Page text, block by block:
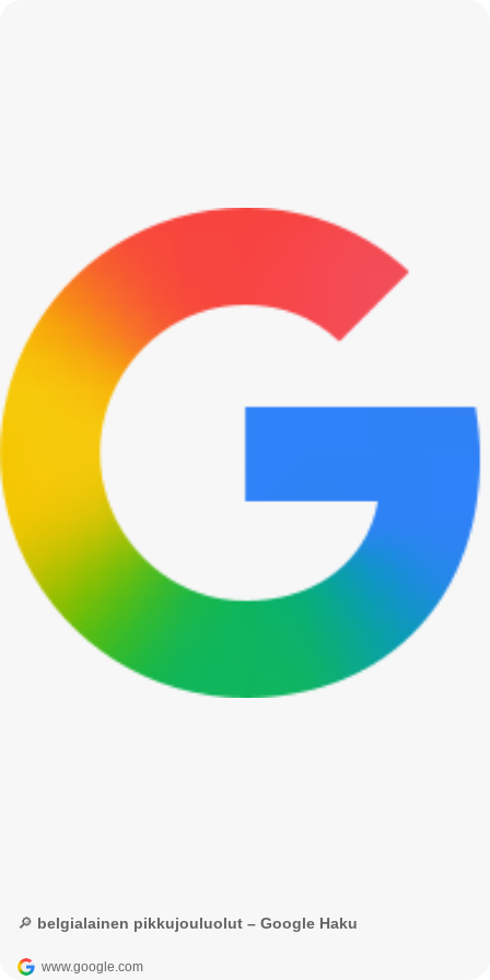
🔎 belgialainen pikkujouluolut – Google Haku
www.google.com